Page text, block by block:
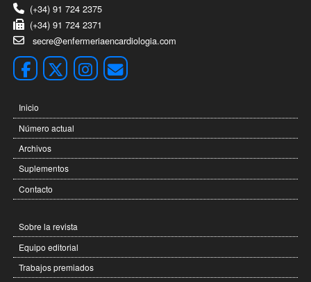
(+34) 91 724 2375
(+34) 91 724 2371
secre@enfermeriaencardiologia.com
Inicio
Número actual
Archivos
Suplementos
Contacto
Sobre la revista
Equipo editorial
Trabajos premiados